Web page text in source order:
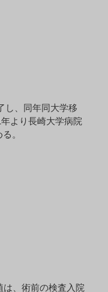
し、同年同大学移
より長崎大学病院
。
、術前の検査入院